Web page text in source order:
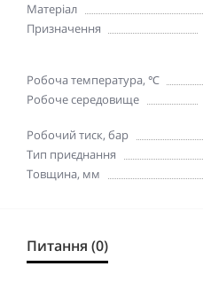
Матеріал
Призначення
Робоча температура, ℃
Робоче середовище
Робочий тиск, бар
Тип приєднання
Товщина, мм
Питання (0)